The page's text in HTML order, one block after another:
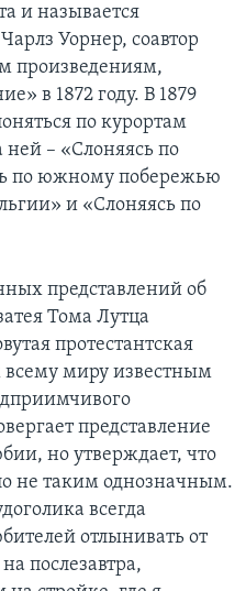
и называется
Уорнер, соавтор
произведениям,
в 1872 году. В 1879
по курортам
– «Слоняясь по
по южному побережью
и «Слоняясь по
представлений об
Тома Лутца
протестантская
всему миру известным
представление
но утверждает, что
не таким однозначным.
всегда
отлынивать от
послезавтра,